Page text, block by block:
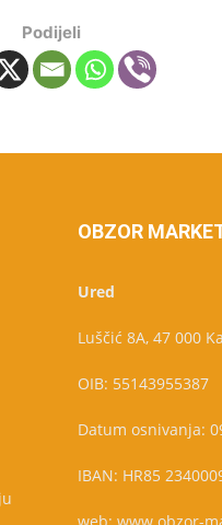
Podijeli
OBZOR
Ured
Luščić 8A, 47 000
OIB: 55143955387
Datum osnivanja:
IBAN: HR85